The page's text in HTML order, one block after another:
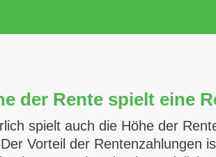
der Rente spielt eine
spielt auch die Höhe der
Vorteil der Rentenzahlungen